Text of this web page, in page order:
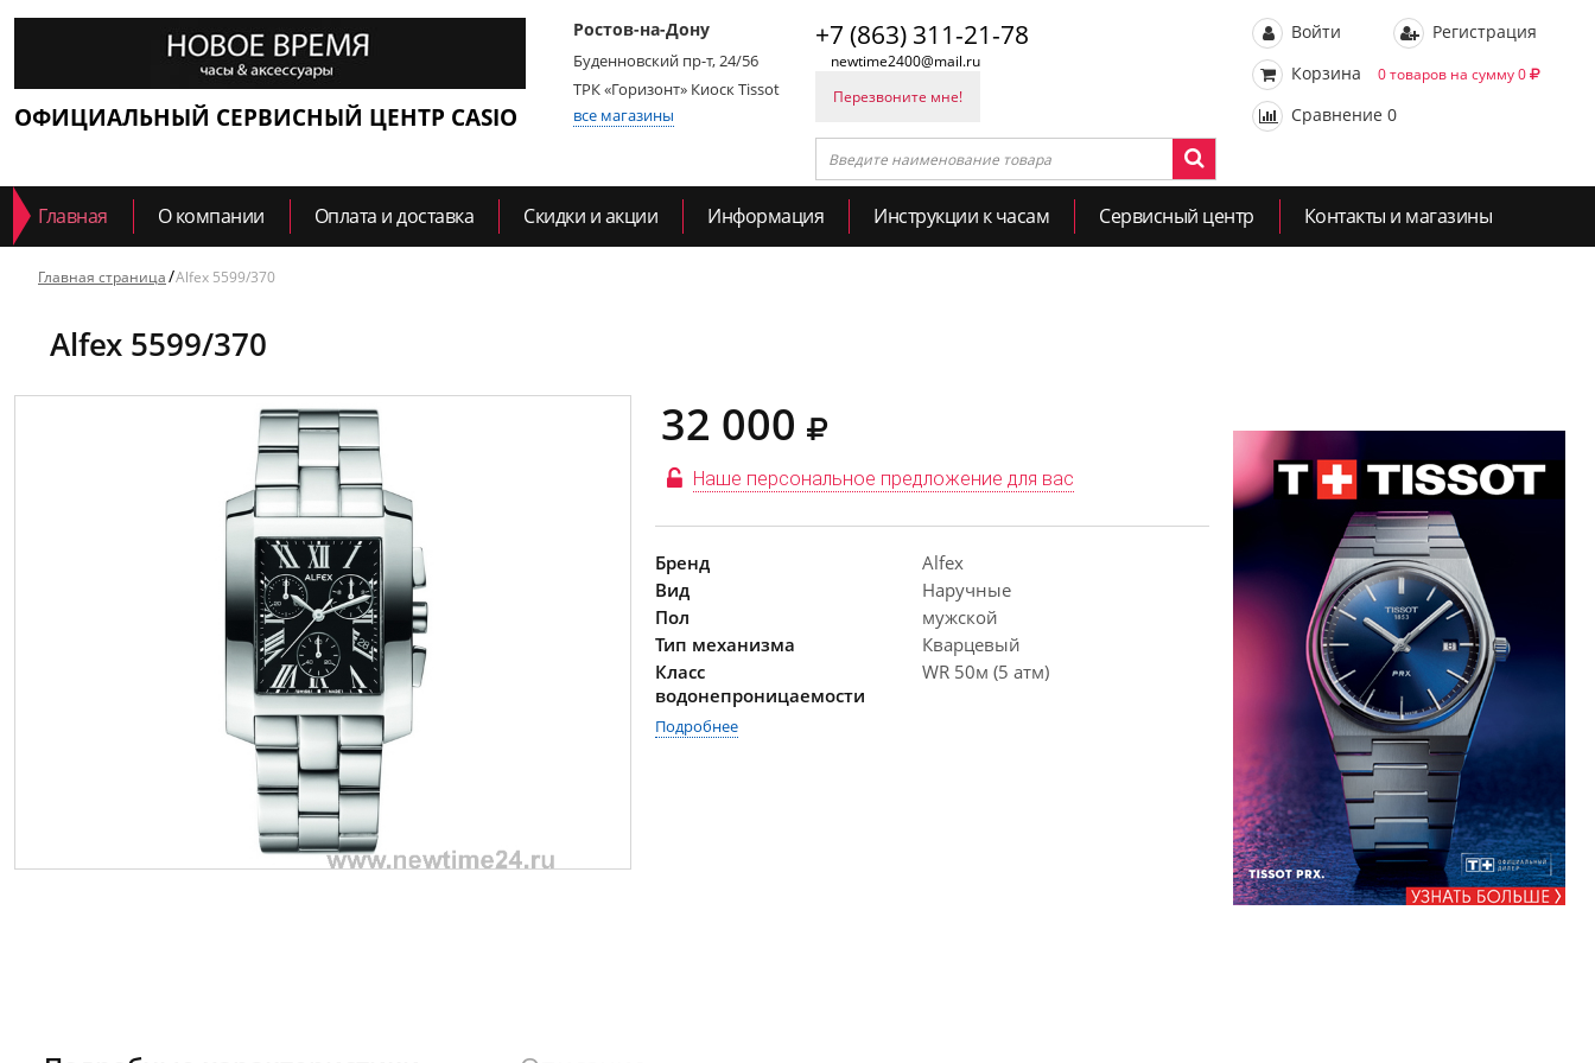
ОФИЦИАЛЬНЫЙ СЕРВИСНЫЙ ЦЕНТР CASIO
Ростов-на-Дону
Буденновский пр-т, 24/56
ТРК «Горизонт» Киоск Tissot
все магазины
+7 (863) 311-21-78
newtime2400@mail.ru
Перезвоните мне!
Войти
Регистрация
Корзина
0 товаров на сумму 0
Сравнение 0
Главная О компании Оплата и доставка Скидки и акции Информация Инструкции к часам Сервисный центр Контакты и магазины
Главная страница Alfex 5599/370
Alfex 5599/370
32 000
Наше персональное предложение для вас
Бренд
Alfex
Вид
Наручные
Пол
мужской
Тип механизма
Кварцевый
Класс
водонепроницаемости
WR 50м (5 атм)
Подробнее